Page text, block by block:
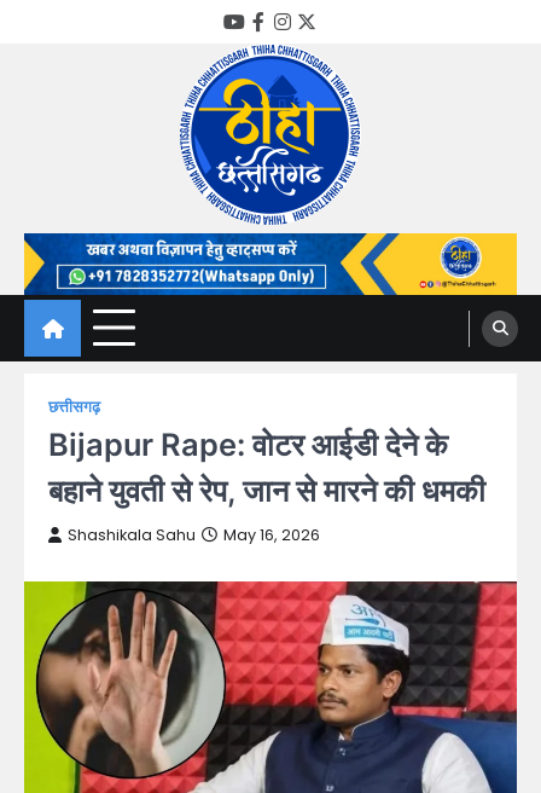
YouTube
Facebook
Instagram
Twitter
Thiha Chhattisgarh
गोठ जन-जन के
छत्तीसगढ़
Bijapur Rape: वोटर आईडी देने के
बहाने युवती से रेप, जान से मारने की धमकी
Shashikala Sahu May 16, 2026